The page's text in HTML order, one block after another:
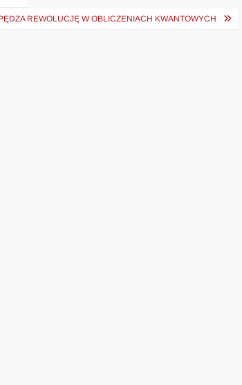
REWOLUCJĘ W OBLICZENIACH KWANTOWYCH